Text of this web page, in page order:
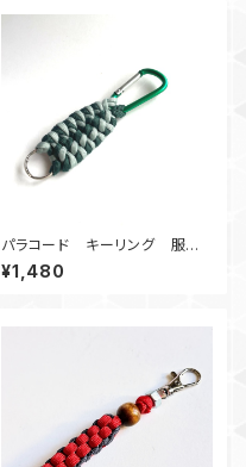
パラコード キーリング 服部
半蔵_SbG
¥1,480